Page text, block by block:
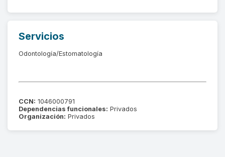
Servicios
Odontología/Estomatología
CCN: 1046000791
Dependencias funcionales: Privados
Organización: Privados